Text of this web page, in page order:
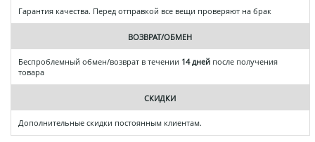
Гарантия качества. Перед отправкой все вещи проверяют на брак
ВОЗВРАТ/ОБМЕН
Беспроблемный обмен/возврат в течении 14 дней после получения
товара
СКИДКИ
Дополнительные скидки постоянным клиентам.